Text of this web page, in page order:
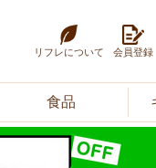
リフレについて 会員登録
食品